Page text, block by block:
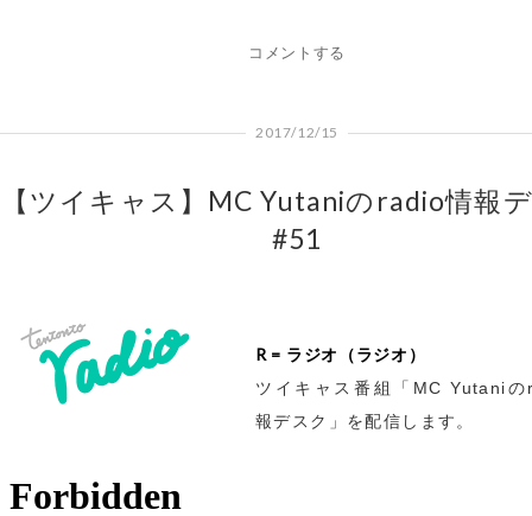
コメントする
2017/12/15
【ツイキャス】MC Yutaniのradio情報
#51
R = ラジオ（ラジオ）
ツイキャス番組「MC Yutani
報デスク」を配信します。